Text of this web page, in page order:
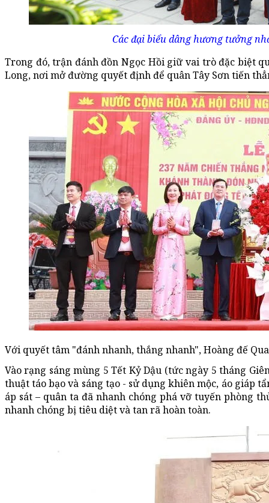
Các đại biểu dâng hương tưởng
Trong đó, trận đánh đồn Ngọc Hồi giữ vai trò đặc biệt
Long, nơi mở đường quyết định để quân Tây Sơn tiến
Với quyết tâm "đánh nhanh, thắng nhanh", Hoàng đế
Vào rạng sáng mùng 5 Tết Kỷ Dậu (tức ngày 5 tháng
thuật táo bạo và sáng tạo - sử dụng khiên mộc, áo giáp
áp sát – quân ta đã nhanh chóng phá vỡ tuyến phòng
nhanh chóng bị tiêu diệt và tan rã hoàn toàn.